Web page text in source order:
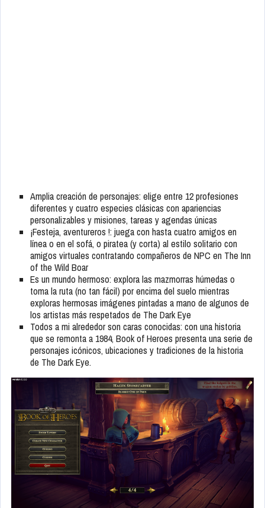
Amplia creación de personajes: elige entre 12 profesiones
diferentes y cuatro especies clásicas con apariencias
personalizables y misiones, tareas y agendas únicas
¡Festeja, aventureros !: juega con hasta cuatro amigos en
línea o en el sofá, o piratea (y corta) al estilo solitario con
amigos virtuales contratando compañeros de NPC en The Inn
of the Wild Boar
Es un mundo hermoso: explora las mazmorras húmedas o
toma la ruta (no tan fácil) por encima del suelo mientras
exploras hermosas imágenes pintadas a mano de algunos de
los artistas más respetados de The Dark Eye
Todos a mi alrededor son caras conocidas: con una historia
que se remonta a 1984, Book of Heroes presenta una serie de
personajes icónicos, ubicaciones y tradiciones de la historia
de The Dark Eye.